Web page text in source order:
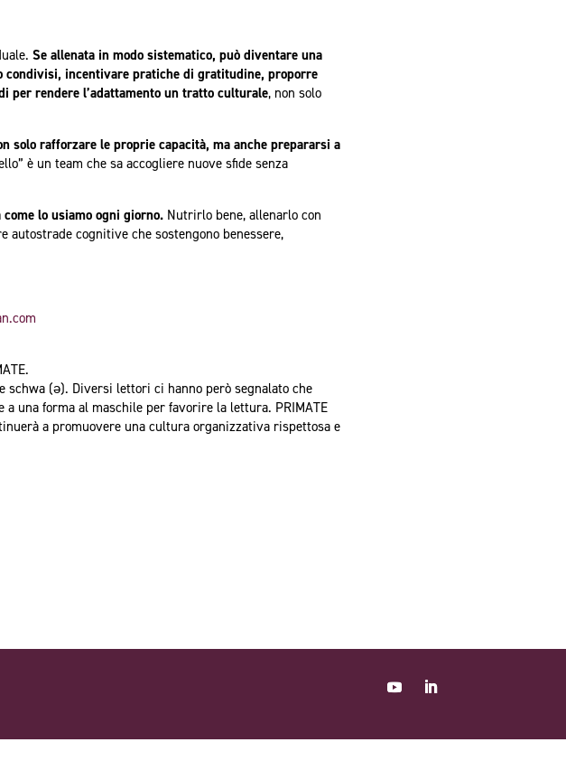
Se allenata in modo sistematico, può diventare una
condivisi, incentivare pratiche di gratitudine, proporre
per rendere l’adattamento un tratto culturale, non solo
solo rafforzare le proprie capacità, ma anche prepararsi a
è un team che sa accogliere nuove sfide senza
lo usiamo ogni giorno. Nutrirlo bene, allenarlo con
cognitive che sostengono benessere,
schwa (ə). Diversi lettori ci hanno però segnalato che
una forma al maschile per favorire la lettura. PRIMATE
a promuovere una cultura organizzativa rispettosa e